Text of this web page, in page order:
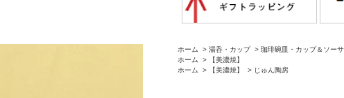
ホーム > 湯呑・カップ > 珈琲碗皿・カップ＆ソー
ホーム
>
【美濃焼】
ホーム
> 【美濃焼】 > じゅん陶房